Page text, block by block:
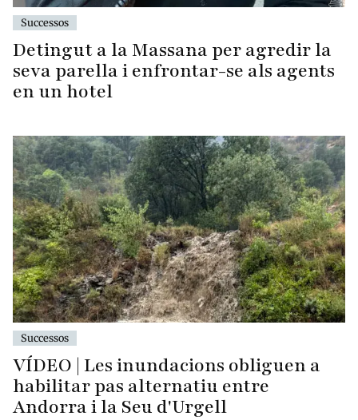
Successos
Detingut a la Massana per agredir la
seva parella i enfrontar-se als agents
en un hotel
Successos
VÍDEO | Les inundacions obliguen a
habilitar pas alternatiu entre
Andorra i la Seu d'Urgell